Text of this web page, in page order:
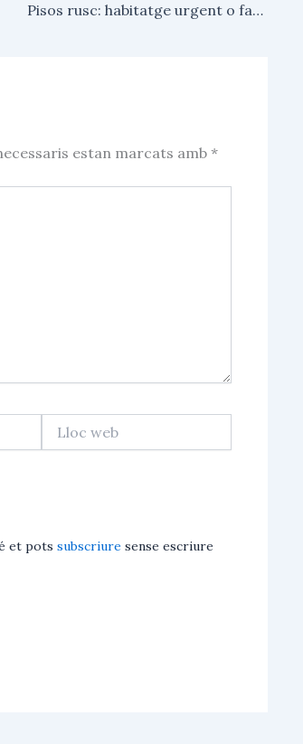
Pisos rusc: habitatge urgent o falta de dignitat?
estan marcats amb*
web
et pots subscriure sense escriure